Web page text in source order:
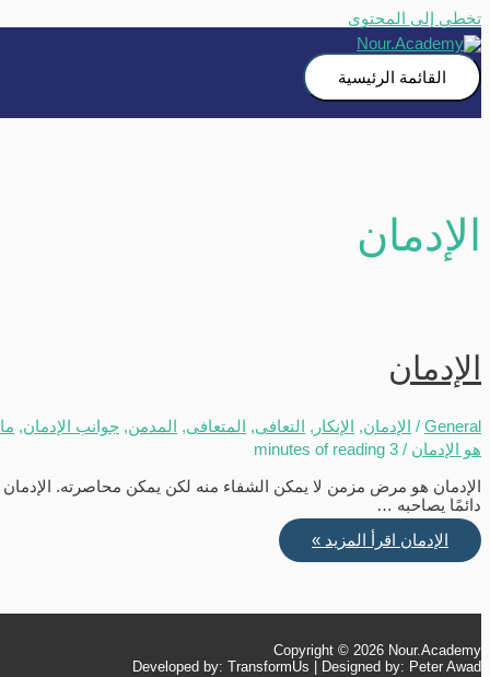
تخطي إلى المحتوى
القائمة الرئيسية
الإدمان
الإدمان
General
/ الإدمان,الإنكار, التعافى,المتعافى,المدمن,جوانب الإدمان,ما
هو الإدمان/
3 minutes of reading
الإدمان هو مرض مزمن لا يمكن الشفاء منه لكن يمكن محاصرته. الإدمان
دائمًا يصاحبه …
الإدماناقرأ المزيد »
Copyright © 2026Nour.Academy
Developed by: TransformUs | Designed by: Peter Awad